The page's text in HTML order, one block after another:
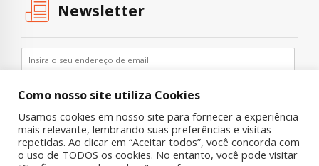
Newsletter
Como nosso site utiliza Cookies
Usamos cookies em nosso site para fornecer a experiência
mais relevante, lembrando suas preferências e visitas
repetidas. Ao clicar em “Aceitar todos”, você concorda com
o uso de TODOS os cookies. No entanto, você pode visitar